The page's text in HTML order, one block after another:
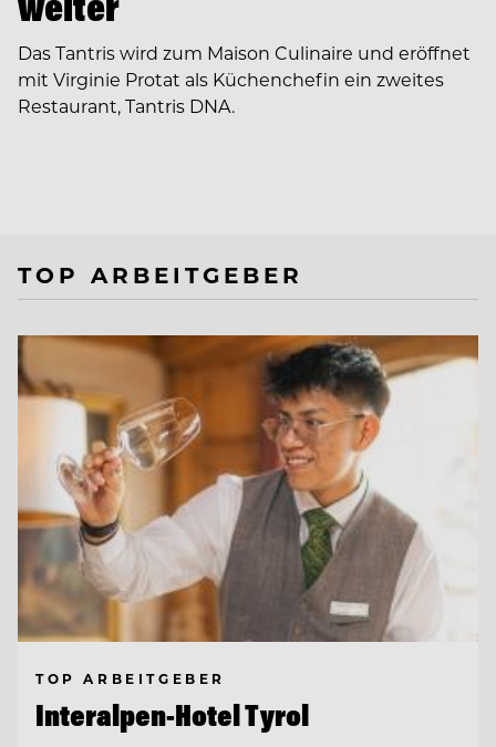
Das Tantris wird zum Maison Culinaire und eröffnet
mit Virginie Protat als Küchenchefin ein zweites
Restaurant, Tantris DNA.
TOP ARBEITGEBER
TOP ARBEITGEBER
Interalpen-Hotel Tyrol